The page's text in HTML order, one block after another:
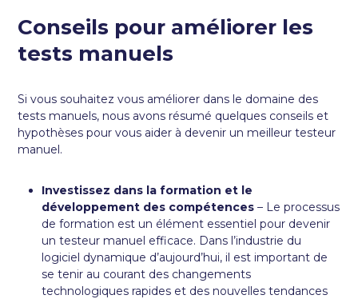
Conseils pour améliorer les
tests manuels
Si vous souhaitez vous améliorer dans le domaine des
tests manuels, nous avons résumé quelques conseils et
hypothèses pour vous aider à devenir un meilleur testeur
manuel.
Investissez dans la formation et le
développement des compétences – Le processus
de formation est un élément essentiel pour devenir
un testeur manuel efficace. Dans l’industrie du
logiciel dynamique d’aujourd’hui, il est important de
se tenir au courant des changements
technologiques rapides et des nouvelles tendances